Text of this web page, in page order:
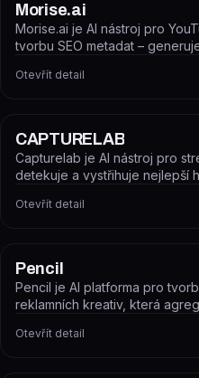
Morise.ai
Morise.ai je AI nástroj pro
tvorbu SEO metadat –
Otevřít detail
CAPTURELAB
Capturelab je AI nástroj pro
detekuje a vystřihuje nejlepší
Otevřít detail
Pencil
Pencil je AI platforma pro
reklamních kreativ, která
Otevřít detail